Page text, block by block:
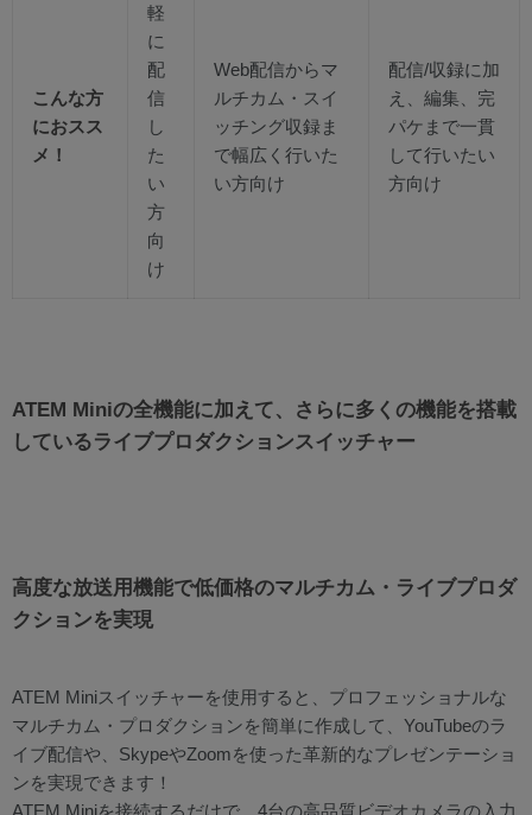
こんな方
におスス
メ！
軽
に
配
信
し
た
い
方
向
け
Web配信からマ
ルチカム・スイ
ッチング収録ま
で幅広く行いた
い方向け
配信/収録に加
え、編集、完
パケまで一貫
して行いたい
方向け
ATEM Miniの全機能に加えて、さらに多くの機能を搭載
しているライブプロダクションスイッチャー
高度な放送用機能で低価格のマルチカム・ライブプロダ
クションを実現
ATEM Miniスイッチャーを使用すると、プロフェッショナルな
マルチカム・プロダクションを簡単に作成して、YouTubeのラ
イブ配信や、SkypeやZoomを使った革新的なプレゼンテーショ
ンを実現できます！
ATEM Miniを接続するだけで、4台の高品質ビデオカメラの入力